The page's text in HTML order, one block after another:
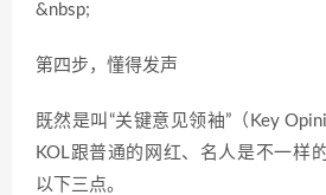
&nbsp;
第四步，懂得发声
既然是叫“关键意见领袖”（Key
KOL跟普通的网红、名人是不一样
以下三点。